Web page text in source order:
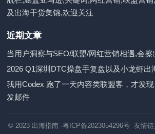
及出海干货集锦,欢迎关注
近期文章
当用户洞察与SEO/联盟/网红营销相遇,会
2026 Q1深圳DTC操盘手复盘以及小龙虾出
我用Codex 跑了一天内容类联盟客，才发
发邮件
© 2023 出海指南 -粤ICP备2023054296号 友情